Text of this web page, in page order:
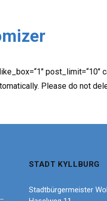
post_limit=“10″
Please do not
STADT KYLLBURG
Stadtbürgermeister